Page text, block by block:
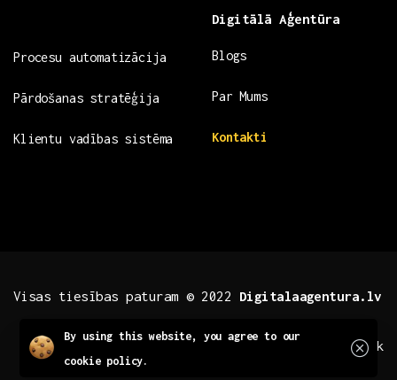
Procesu automatizācija
Pārdošanas stratēģija
Klientu vadības sistēma
Digitālā Aģentūra
Blogs
Par Mums
Kontakti
Visas tiesības paturam © 2022 Digitalaagentura.lv
.fb .insta .tiktok
By using this website, you agree to our
cookie policy.
Close